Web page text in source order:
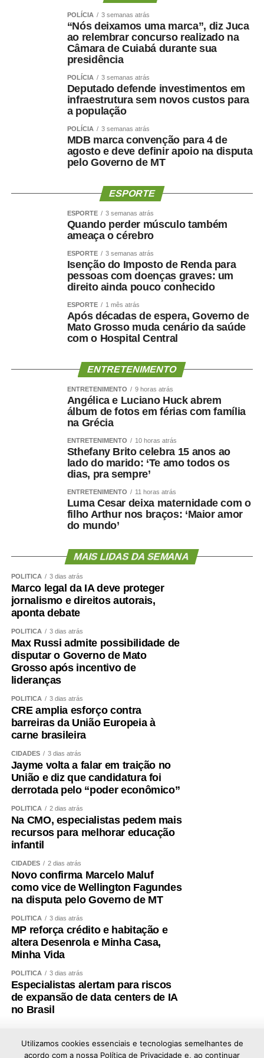
durante o tempo de vigência da medida provisória.
Comissões
Três comissões já divulgaram as pautas das reuniões
A Comissão de Relações Exteriores (CRE) tem reunião
marcada para terça-feira (11), às 10h. Na pauta de dez
itens, estão acordos, convenções e protocolos firmados
pelo Brasil com outros países, entre eles oPDL
, que ratifica o Protocolo de Montevidéu sobre
II), assinado em 2011.
Na quarta-feira (12), a partir das 10h, a Comissão de
Esporte (CEsp) se reúne para votar dois projetos. Um
PL 3.905/2025 , que institui Política Nacional de
Acesso à Atividade Física pelo SUS para prevenir e
controlar o câncer.
Ainda na quarta, às 10h, a Comissão de Ciência e
Tecnologia (CCT) analisa pauta com 56 itens. Entre eles,
estão projetos de decreto legislativo que tratam de
concessão e renovação de outorga para emissoras de
inclui a cidadania digital entre os eixos da Política
as ações previstas, o estímulo à educação midiática no
ambiente de ensino, a orientação das famílias sobre
consumo tecnológico e a ampliação de parcerias entre o
governo e empresas privadas na área digital.
Audiências públicas
Nas comissões, além das reuniões deliberativas, estão
marcadas as seguintes audiências públicas para a
semana se esforço concentrado:
Segunda-feira (10), às 10h: a Subcomissão
Permanente dos Povos Indígenas Yanomami
debaterá a prestação de contas dos recursos
orçamentários discricionários e dos créditos
extraordinários destinados a ações no território
Ianomâmi e dos recursos do Fundo Amazônia para
projetos de proteção de comunidades indígenas.
Terça-feira (11), às 14h: a Comissão de Segurança
Pública (CSP) avalia a implementação do Programa
de Proteção a Vítimas e Testemunhas Ameaçadas
(Provita), examinando os protocolos de inclusão,
acompanhamento, desligamento e reinserção
social das pessoas protegidas.
Humanos (CDH) faz audiência pública para instruir
o instruir o Projeto de Lei (PL)5.115/2025
trata da instalação de centros-dia para pessoas
Assistência Social (Suas).
Quarta-feira (12), às 14h30: a Comissão de
Assuntos Sociais (CAS) faz audiência pública para
lançar pesquisa sobre a relevância e as
contrapartidas do setor filantrópico brasileiro, feita
pela Fundação Instituto de Pesquisas Econômicas
(Fipe), encomendada pelo Fórum Nacional das
Instituições Filantrópicas (Fonif).
Quinta-feira (13), às 10h: a CAS e a CDH fazem
duas audiências conjuntas seguidas para debater o
atendimento a pacientes com hemoglobinúria
paroxística noturna no SUS e os desafios
relacionados ao diagnóstico, tratamento e políticas
públicas para a insuficiência adrenal no Brasil.
Sessões especiais
POLÍCIA 3 semanas atrás
“Nós deixamos uma marca”, diz Juca
ao relembrar concurso realizado na
Câmara de Cuiabá durante sua
presidência
POLÍCIA 3 semanas atrás
Deputado defende investimentos em
infraestrutura sem novos custos para
a população
POLÍCIA 3 semanas atrás
MDB marca convenção para 4 de
agosto e deve definir apoio na disputa
pelo Governo de MT
ESPORTE
ESPORTE 3 semanas atrás
Quando perder músculo também
ameaça o cérebro
ESPORTE 3 semanas atrás
Isenção do Imposto de Renda para
pessoas com doenças graves: um
direito ainda pouco conhecido
ESPORTE 1 mês atrás
Após décadas de espera, Governo de
Mato Grosso muda cenário da saúde
com o Hospital Central
ENTRETENIMENTO
ENTRETENIMENTO 9 horas atrás
Angélica e Luciano Huck abrem
álbum de fotos em férias com família
na Grécia
ENTRETENIMENTO 10 horas atrás
Sthefany Brito celebra 15 anos ao
lado do marido: ‘Te amo todos os
dias, pra sempre’
ENTRETENIMENTO 11 horas atrás
Luma Cesar deixa maternidade com o
filho Arthur nos braços: ‘Maior amor
do mundo’
MAIS LIDAS DA SEMANA
POLÍTICA 3 dias atrás
Marco legal da IA deve proteger
jornalismo e direitos autorais,
aponta debate
POLÍTICA 3 dias atrás
Max Russi admite possibilidade de
disputar o Governo de Mato
Grosso após incentivo de
lideranças
POLÍTICA 3 dias atrás
CRE amplia esforço contra
barreiras da União Europeia à
carne brasileira
CIDADES 3 dias atrás
Jayme volta a falar em traição no
União e diz que candidatura foi
derrotada pelo “poder econômico”
POLÍTICA 2 dias atrás
Na CMO, especialistas pedem mais
recursos para melhorar educação
infantil
CIDADES 2 dias atrás
Novo confirma Marcelo Maluf
como vice de Wellington Fagundes
na disputa pelo Governo de MT
POLÍTICA 3 dias atrás
MP reforça crédito e habitação e
altera Desenrola e Minha Casa,
Minha Vida
POLÍTICA 3 dias atrás
Especialistas alertam para riscos
de expansão de data centers de IA
no Brasil
Utilizamos cookies essenciais e tecnologias semelhantes de
acordo com a nossa Política de Privacidade e, ao continuar